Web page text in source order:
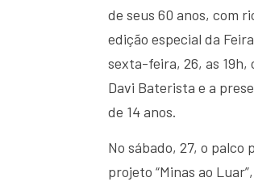
de seus 60 anos, com
edição especial da
sexta-feira, 26, as 19h,
Davi Baterista e a
de 14 anos.
No sábado, 27, o
projeto “Minas ao